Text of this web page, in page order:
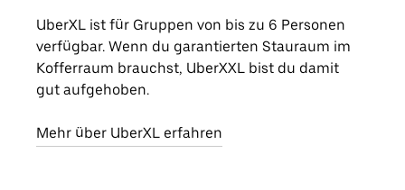
UberXL ist für Gruppen von bis zu 6 Personen
verfügbar. Wenn du garantierten Stauraum im
Kofferraum brauchst, UberXXL bist du damit
gut aufgehoben.
Mehr über UberXL erfahren